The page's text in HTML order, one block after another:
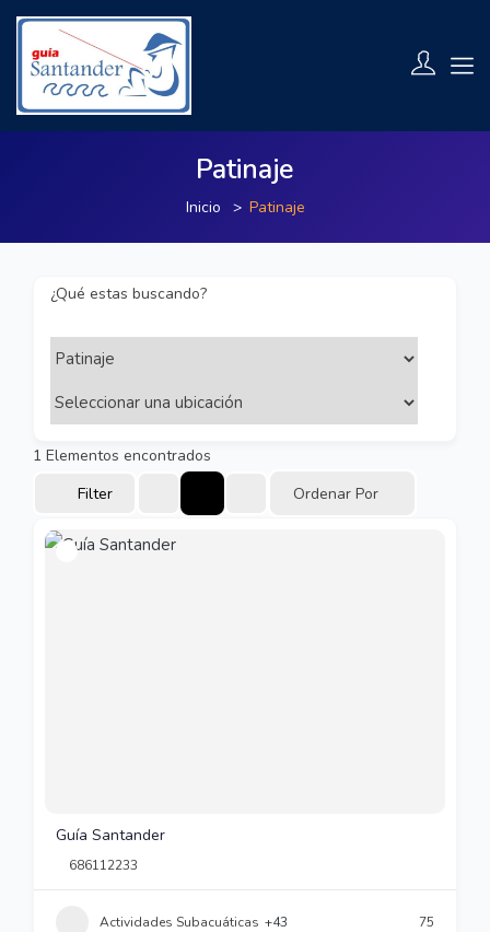
Patinaje
Inicio Patinaje
¿Qué estas buscando?
1 Elementos encontrados
Filter
Ordenar Por
Guía Santander
686112233
Actividades Subacuáticas +43 75